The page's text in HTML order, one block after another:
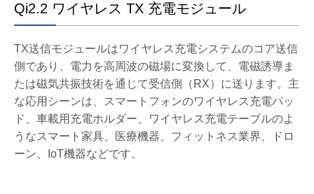
Qi2.2 ワイヤレス TX 充電モジュール
TX送信モジュールはワイヤレス充電システムのコア送信
側であり、電力を高周波の磁場に変換して、電磁誘導ま
たは磁気共振技術を通じて受信側（RX）に送ります。主
な応用シーンは、スマートフォンのワイヤレス充電パッ
ド、車載用充電ホルダー、ワイヤレス充電テーブルのよ
うなスマート家具、医療機器、フィットネス業界、ドロ
ーン、IoT機器などです。